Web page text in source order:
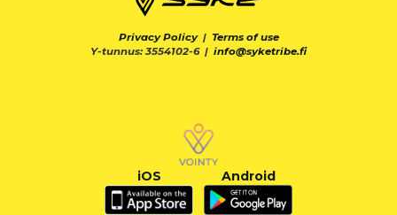
Privacy Policy| Terms of use
Y-tunnus: 3554102-6 | info@syketribe.fi
iOS Android